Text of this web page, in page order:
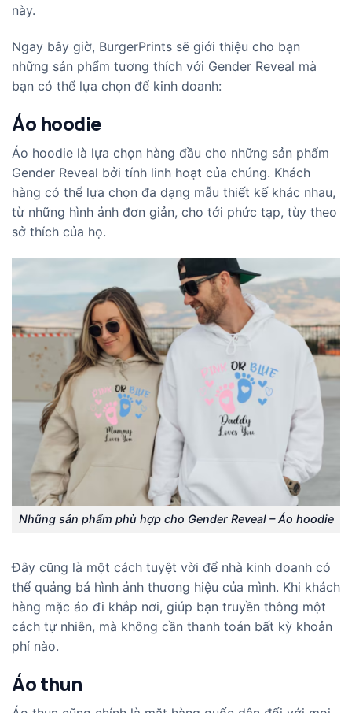
này.
Ngay bây giờ, BurgerPrints sẽ giới thiệu cho bạn
những sản phẩm tương thích với Gender Reveal mà
bạn có thể lựa chọn để kinh doanh:
Áo hoodie
Áo hoodie là lựa chọn hàng đầu cho những sản phẩm
Gender Reveal bởi tính linh hoạt của chúng. Khách
hàng có thể lựa chọn đa dạng mẫu thiết kế khác nhau,
từ những hình ảnh đơn giản, cho tới phức tạp, tùy theo
sở thích của họ.
Những sản phẩm phù hợp cho Gender Reveal – Áo hoodie
Đây cũng là một cách tuyệt vời để nhà kinh doanh có
thể quảng bá hình ảnh thương hiệu của mình. Khi khách
hàng mặc áo đi khắp nơi, giúp bạn truyền thông một
cách tự nhiên, mà không cần thanh toán bất kỳ khoản
phí nào.
Áo thun